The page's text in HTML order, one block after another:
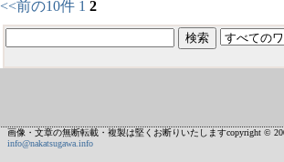
<<前の10件 1 2
画像・文章の無断転載・複製は堅くお断りいたしますcopyright ©
info@nakatsugawa.info